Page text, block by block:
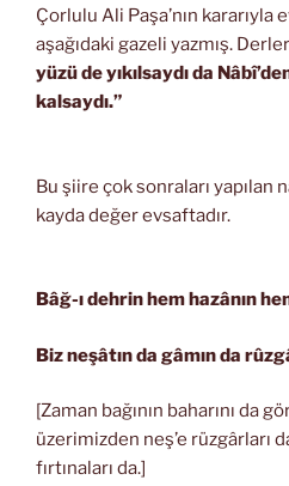
Çorlulu Ali Paşa’nın kararıyla
aşağıdaki gazeli yazmış.
yüzü de yıkılsaydı da
kalsaydı.”
Bu şiire çok sonraları
kayda değer evsaftadır.
Bâğ-ı dehrin hem hazânın
Biz neşâtın da gâmın da
[Zaman bağının baharını da
üzerimizden neş’e rüzgârları
fırtınaları da.]